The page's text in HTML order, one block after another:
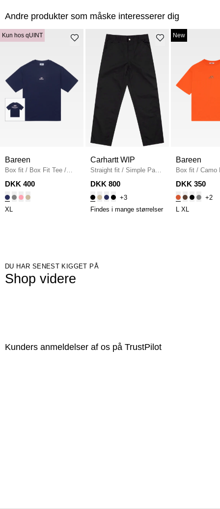
Andre produkter som måske interesserer dig
Kun hos qUINT
Bareen
Box fit / Box Fit Tee /
NAVY
DKK 400
XL
Carhartt WIP
Straight fit / Simple Pant
I020075 / BLACK
DKK 800
+3
Findes i mange størrelser
New
Bareen
Box fit / Camo
Fit T-shirt /
DKK 350
+2
XL
DU HAR SENEST KIGGET PÅ
Shop videre
Kunders anmeldelser af os på TrustPilot